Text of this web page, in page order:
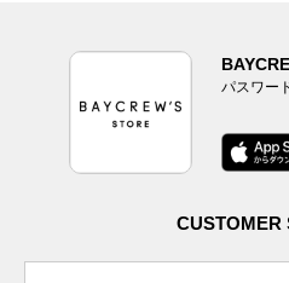
パスワー
CUSTOMER